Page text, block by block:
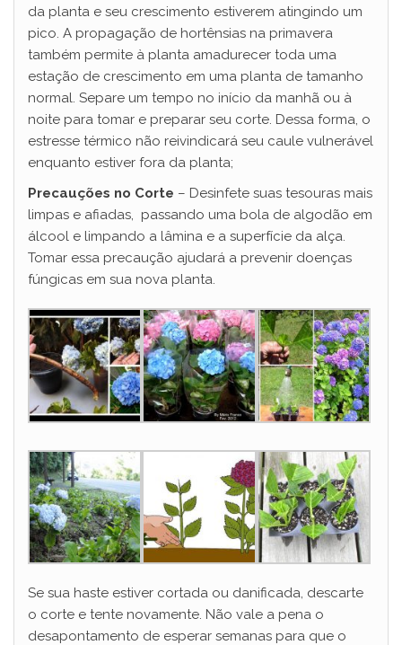
da planta e seu crescimento estiverem atingindo um
pico. A propagação de hortênsias na primavera
também permite à planta amadurecer toda uma
estação de crescimento em uma planta de tamanho
normal. Separe um tempo no início da manhã ou à
noite para tomar e preparar seu corte. Dessa forma, o
estresse térmico não reivindicará seu caule vulnerável
enquanto estiver fora da planta;
Precauções no Corte – Desinfete suas tesouras mais
limpas e afiadas, passando uma bola de algodão em
álcool e limpando a lâmina e a superfície da alça.
Tomar essa precaução ajudará a prevenir doenças
fúngicas em sua nova planta.
Se sua haste estiver cortada ou danificada, descarte
o corte e tente novamente. Não vale a pena o
desapontamento de esperar semanas para que o